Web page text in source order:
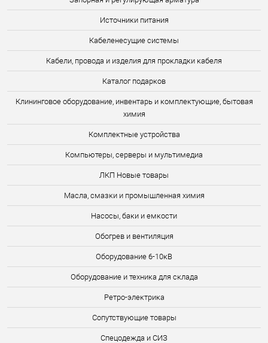
Источники питания
Кабеленесущие системы
Кабели, провода и изделия для прокладки кабеля
Каталог подарков
Клининговое оборудование, инвентарь и комплектующие, бытовая
химия
Комплектные устройства
Компьютеры, серверы и мультимедиа
ЛКП Новые товары
Масла, смазки и промышленная химия
Насосы, баки и емкости
Обогрев и вентиляция
Оборудование 6-10кВ
Оборудование и техника для склада
Ретро-электрика
Сопутствующие товары
Спецодежда и СИЗ